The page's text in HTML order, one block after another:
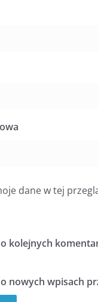
dane w tej
kolejnych
nowych wpisach